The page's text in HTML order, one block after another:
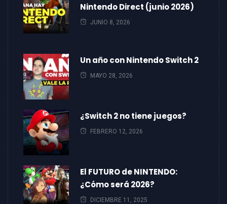
Nintendo Direct (junio 2026)
JUNIO 8, 2026
Un año con Nintendo Switch 2
MAYO 28, 2026
¿Switch 2 no tiene juegos?
FEBRERO 12, 2026
El FUTURO de NINTENDO:
¿Cómo será 2026?
DICIEMBRE 11, 2025